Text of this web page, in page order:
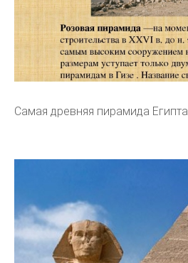
Самая древняя пирамида Египта